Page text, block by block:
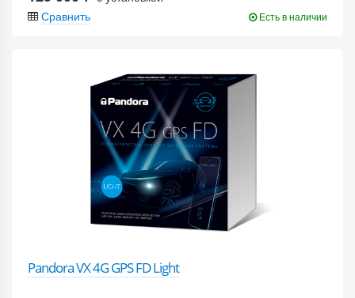
Сравнить
Есть в наличии
Pandora VX 4G GPS FD Light